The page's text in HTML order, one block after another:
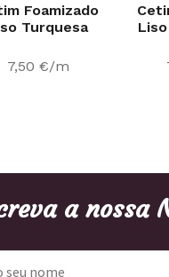
Foamizado
Turquesa
7,50 €/m
a nossa